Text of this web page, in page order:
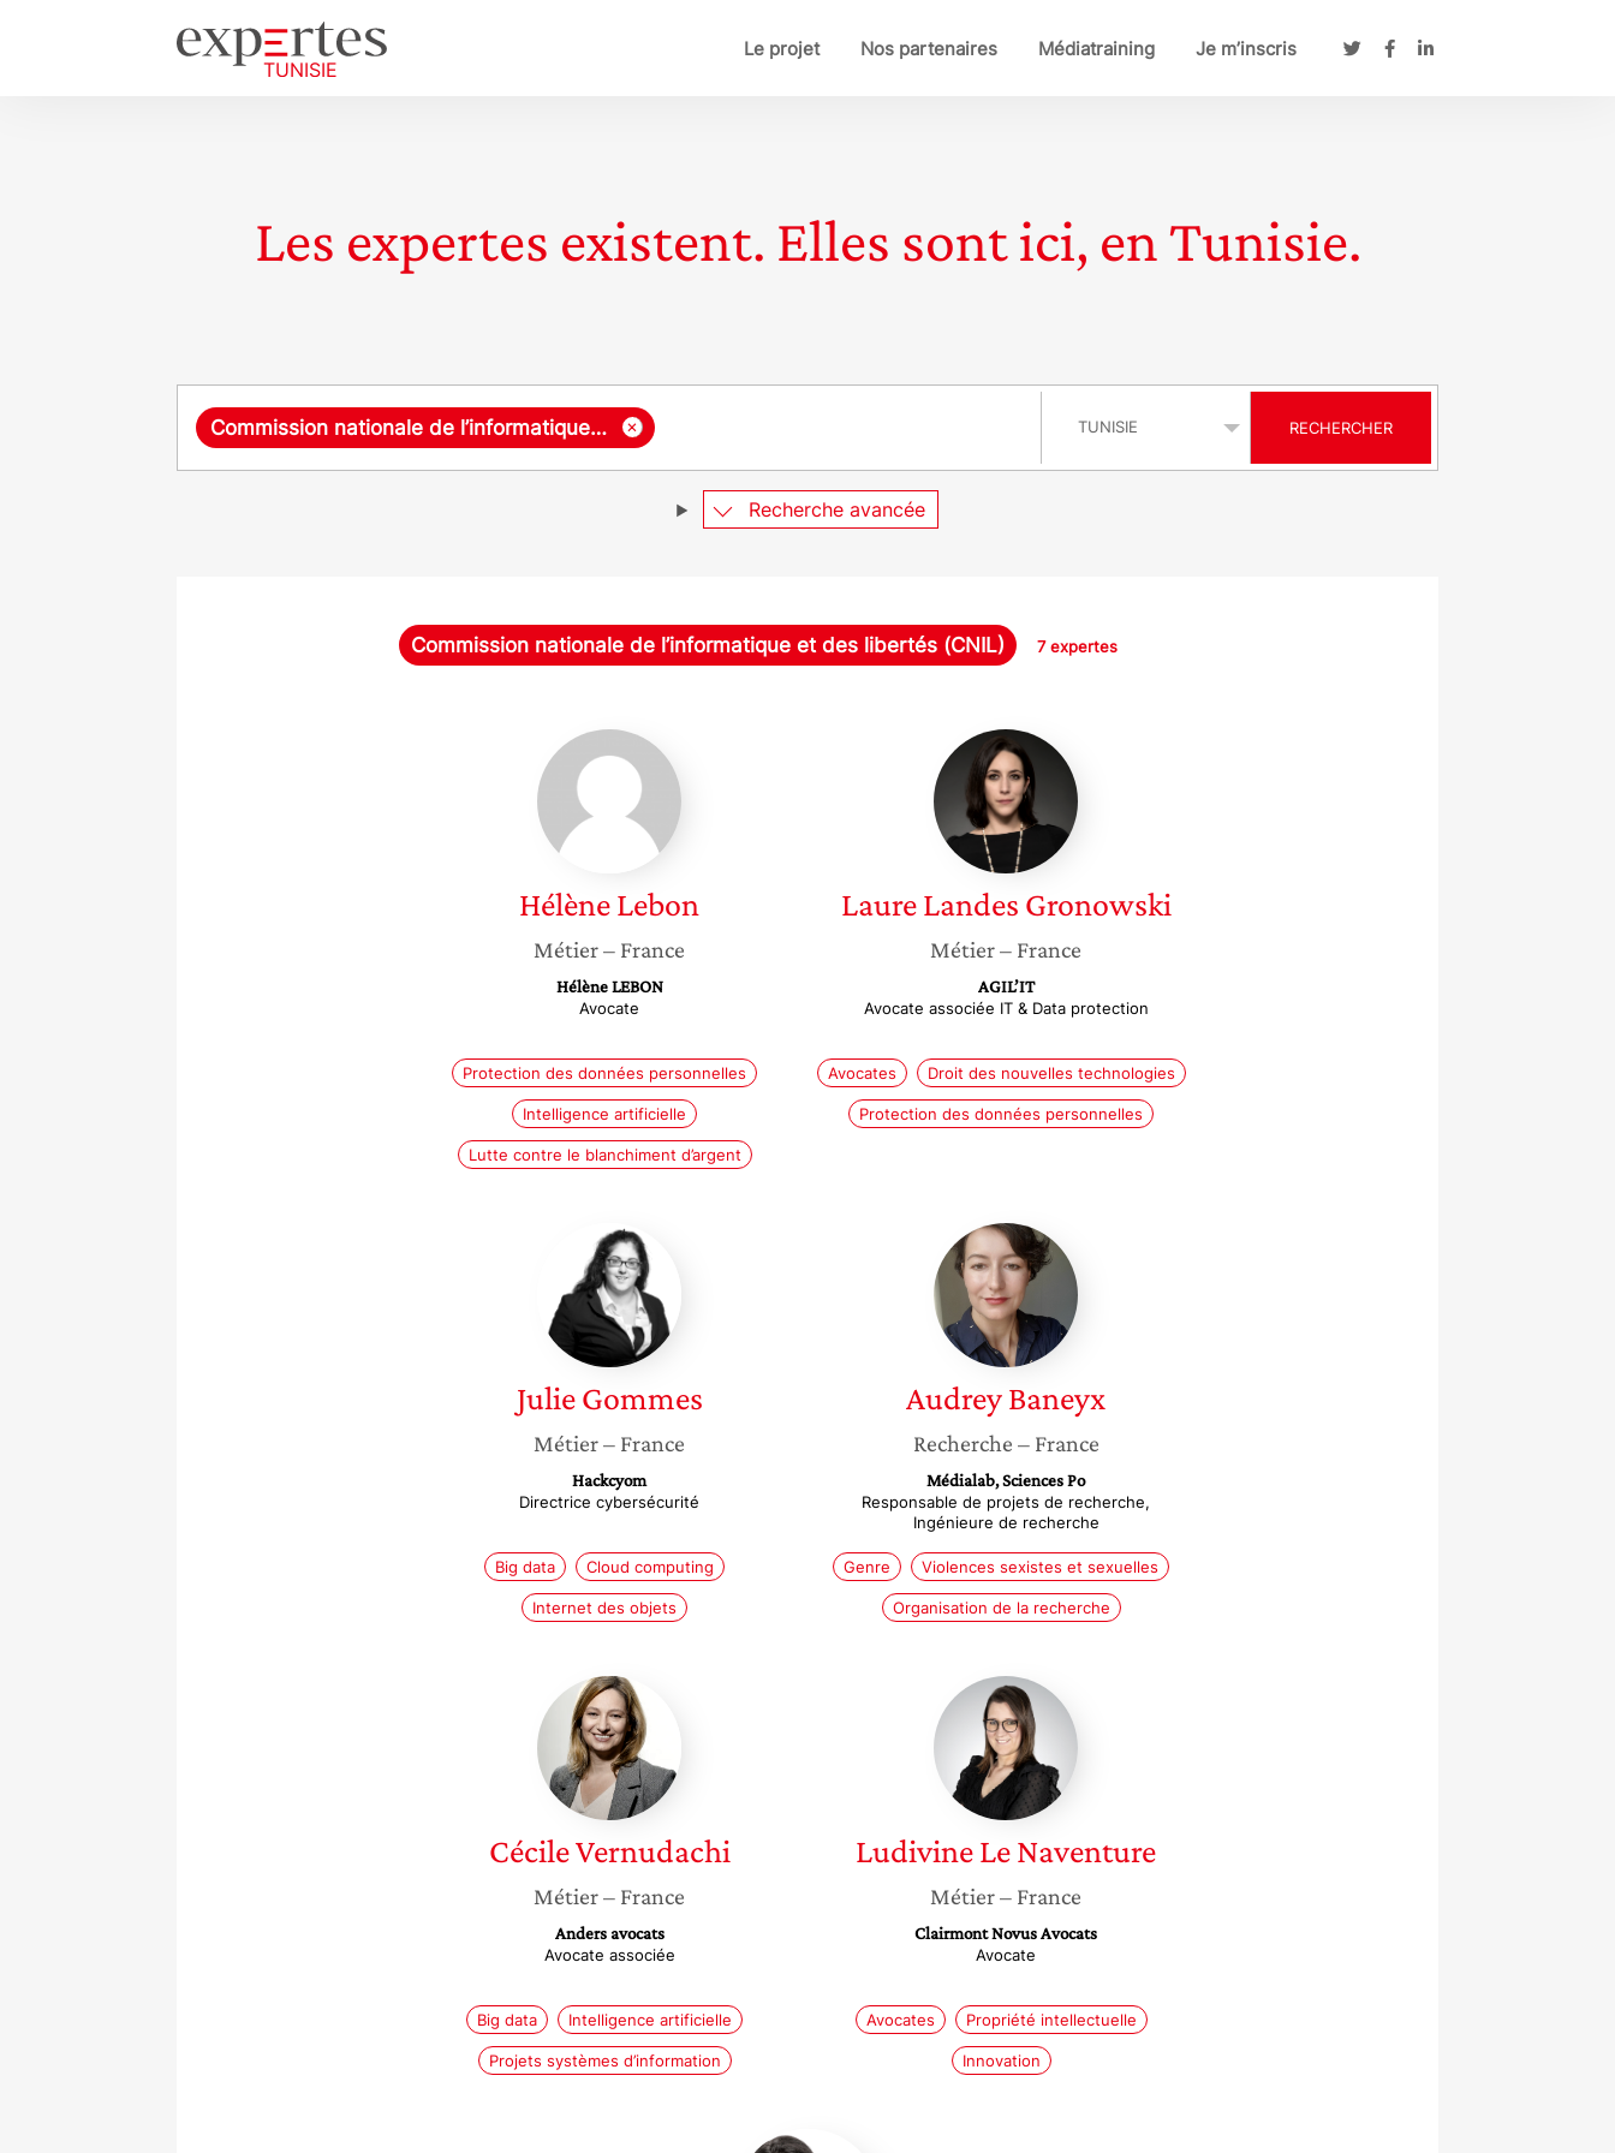
Le projet Nos partenaires Médiatraining Je m’inscris
Les expertes existent. Elles sont ici, en Tunisie.
Requête ×
Commission nationale de l’informatique et des libertés (CNIL) RECHERCHER
Recherche avancée
Commission nationale de l’informatique et des libertés (CNIL) 7 expertes
Hélène
Lebon
HélèneLebon
Métier– France
Hélène LEBON
Avocate
Protection des données personnelles
Intelligence artificielle
Lutte contre le blanchiment d’argent
Laure
Landes
Gronowski
Laure Landes Gronowski
Métier– France
AGIL’IT
Avocate associée IT & Data protection
Avocates Droit des nouvelles technologies
Protection des données personnelles
Julie
Gommes
Julie Gommes
Métier– France
Hackcyom
Directrice cybersécurité
Big data Cloud computing
Internet des objets
Audrey
Baneyx
AudreyBaneyx
Recherche – France
Médialab, Sciences Po
Responsable de projets de recherche,
Ingénieure de recherche
Genre Violences sexistes et sexuelles
Organisation de la recherche
Cécile
Vernudachi
CécileVernudachi
Métier– France
Anders avocats
Avocate associée
Big data Intelligence artificielle
Projets systèmes d’information
Ludivine
Le
Naventure
LudivineLe Naventure
Métier– France
Clairmont Novus Avocats
Avocate
Avocates Propriété intellectuelle
Innovation
Scheherazade